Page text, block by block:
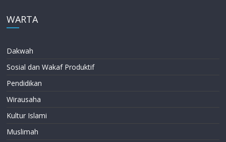
WARTA
Dakwah
Sosial dan Wakaf Produktif
Pendidikan
Wirausaha
Kultur Islami
Muslimah